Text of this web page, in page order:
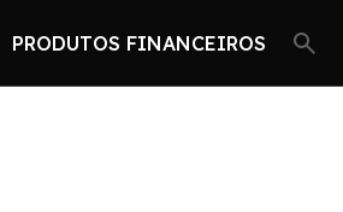
PRODUTOS FINANCEIROS